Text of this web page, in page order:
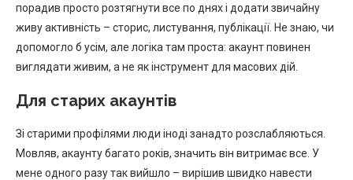
порадив просто розтягнути все по днях і додати звичайну
живу активність – сторис, листування, публікації. Не знаю, чи
допомогло б усім, але логіка там проста: акаунт повинен
виглядати живим, а не як інструмент для масових дій.
Для старих акаунтів
Зі старими профілями люди іноді занадто розслабляються.
Мовляв, акаунту багато років, значить він витримає все. У
мене одного разу так вийшло – вирішив швидко навести